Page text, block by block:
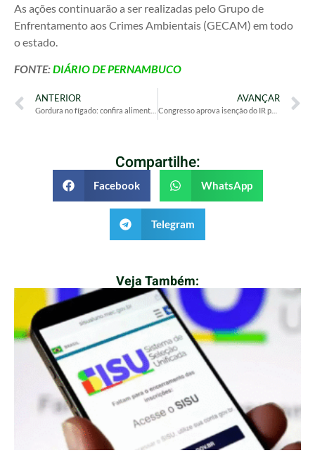
As ações continuarão a ser realizadas pelo Grupo de
Enfrentamento aos Crimes Ambientais (GECAM) em todo
o estado.
FONTE:DIÁRIO DE PERNAMBUCO
ANTERIOR AVANÇAR
Congresso aprova isenção do IR por tempo indeterminado
Compartilhe:
Facebook WhatsApp
Telegram
Veja Também: